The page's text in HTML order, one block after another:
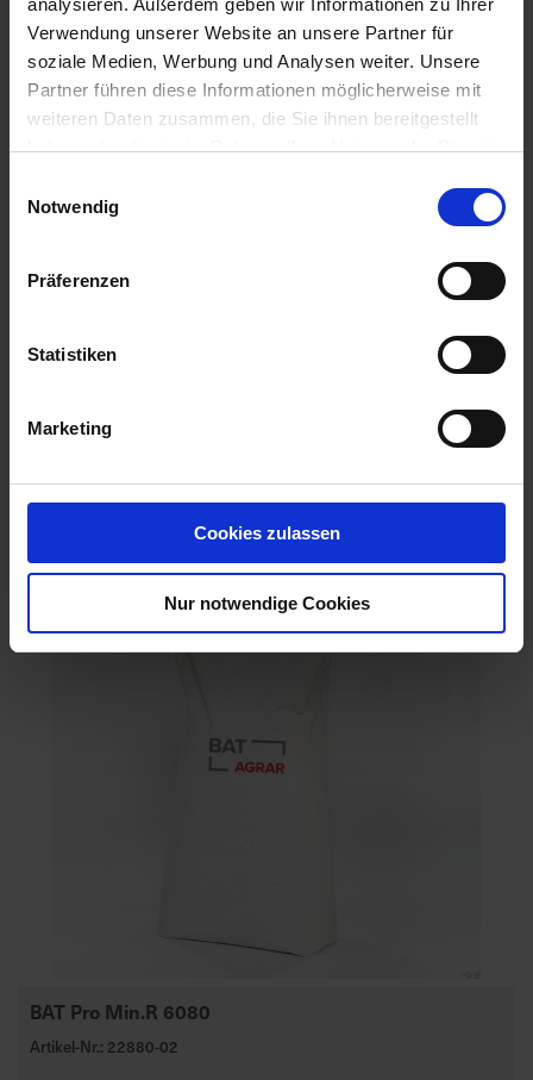
Verwendung unserer Website an unsere Partner für
soziale Medien, Werbung und Analysen weiter. Unsere
Partner führen diese Informationen möglicherweise mit
weiteren Daten zusammen, die Sie ihnen bereitgestellt
haben oder die sie im Rahmen Ihrer Nutzung der Dienste
Notwendig
Präferenzen
Statistiken
Marketing
Cookies zulassen
Nur notwendige Cookies
BAT Pro Min.R 6760 AS Euterfit ohne Phosphor /
Artikel-Nr.: 22676-02
BAT Pro Min.R 6080
Artikel-Nr.: 22880-02